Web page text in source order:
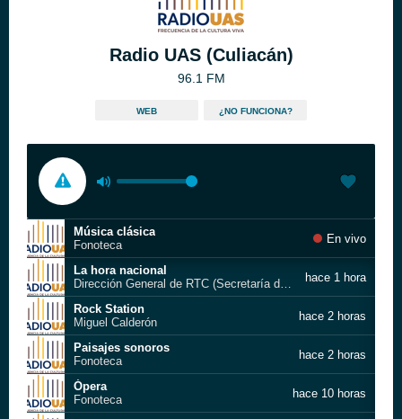
Radio UAS (Culiacán)
96.1 FM
WEB ¿NO FUNCIONA?
Música clásica
Fonoteca
En vivo
La hora nacional
Dirección General de RTC (Secretaría de Gobernación)
hace 1 hora
Rock Station
Miguel Calderón
hace 2 horas
Paisajes sonoros
Fonoteca
hace 2 horas
Ópera
Fonoteca
hace 10 horas